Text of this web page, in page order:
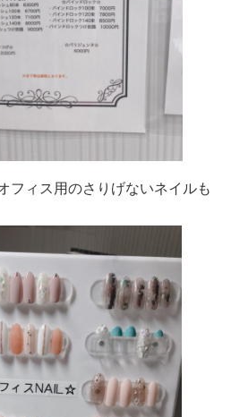
フィス用のさりげないネイルも